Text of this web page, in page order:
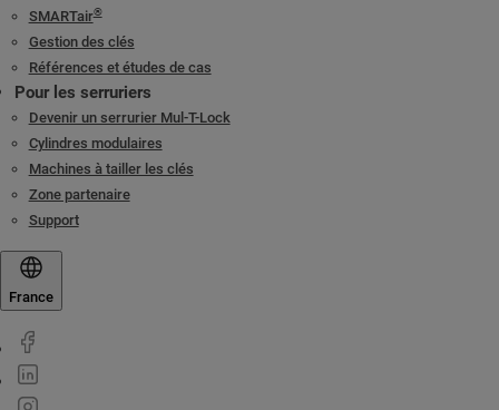
SMARTair®
Gestion des clés
Références et études de cas
Pour les serruriers
Devenir un serrurier Mul-T-Lock
Cylindres modulaires
Machines à tailler les clés
Zone partenaire
Support
France